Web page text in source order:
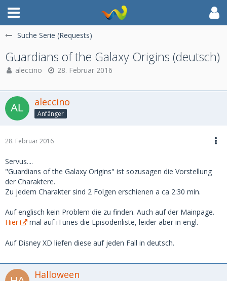
Suche Serie (Requests)
Guardians of the Galaxy Origins (deutsch)
aleccino 28. Februar 2016
aleccino
Anfänger
28. Februar 2016
Servus....
"Guardians of the Galaxy Origins" ist sozusagen die Vorstellung
der Charaktere.
Zu jedem Charakter sind 2 Folgen erschienen a ca 2:30 min.
Auf englisch kein Problem die zu finden. Auch auf der Mainpage.
Hier
mal auf iTunes die Episodenliste, leider aber in engl.
Auf Disney XD liefen diese auf jeden Fall in deutsch.
Halloween